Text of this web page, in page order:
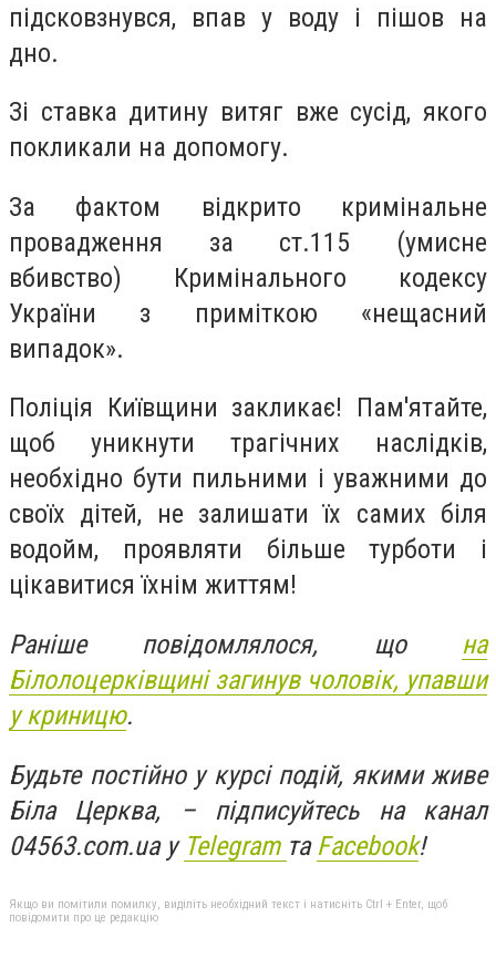
підсковзнувся, впав у воду і пішов на
дно.
Зі ставка дитину витяг вже сусід, якого
покликали на допомогу.
За фактом відкрито кримінальне
провадження за ст.115 (умисне
вбивство) Кримінального кодексу
України з приміткою «нещасний
випадок».
Поліція Київщини закликає! Пам'ятайте,
щоб уникнути трагічних наслідків,
необхідно бути пильними і уважними до
своїх дітей, не залишати їх самих біля
водойм, проявляти більше турботи і
цікавитися їхнім життям!
Раніше повідомлялося, що на
Білолоцерківщині загинув чоловік, упавши
у криницю.
Будьте постійно у курсі подій, якими живе
Біла Церква, – підписуйтесь на канал
04563.com.ua у Telegram та Facebook!
Якщо ви помітили помилку, виділіть необхідний текст і натисніть Ctrl + Enter, щоб
повідомити про це редакцію